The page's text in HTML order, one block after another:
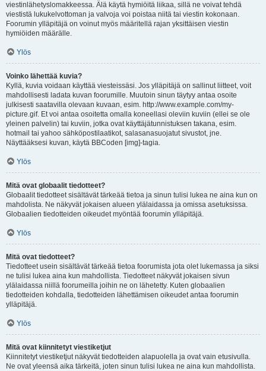
viestinlähetyslomakkeessa. Älä käytä hymiöitä liikaa, sillä ne voivat tehdä
viestistä lukukelvottoman ja valvoja voi poistaa niitä tai viestin kokonaan.
Foorumin ylläpitäjä on voinut myös määritellä rajan yksittäisen viestin
hymiöiden määrälle.
Ylös
Voinko lähettää kuvia?
Kyllä, kuvia voidaan käyttää viesteissäsi. Jos ylläpitäjä on sallinut liitteet, voit
mahdollisesti ladata kuvan foorumille. Muutoin sinun täytyy antaa osoite
julkisesti saatavilla olevaan kuvaan, esim. http://www.example.com/my-
picture.gif. Et voi antaa osoitetta omalla koneellasi oleviin kuviin (ellei se ole
yleinen palvelin) tai kuviin, jotka ovat käyttäjätunnistuksen takana, esim.
hotmail tai yahoo sähköpostilaatikot, salasanasuojatut sivustot, jne.
Näyttääksesi kuvan, käytä BBCoden [img]-tagia.
Ylös
Mitä ovat globaalit tiedotteet?
Globaalit tiedotteet sisältävät tärkeää tietoa ja sinun tulisi lukea ne aina kun on
mahdolista. Ne näkyvät jokaisen alueen ylälaidassa ja omissa asetuksissa.
Globaalien tiedotteiden oikeudet myöntää foorumin ylläpitäjä.
Ylös
Mitä ovat tiedotteet?
Tiedotteet usein sisältävät tärkeää tietoa foorumista jota olet lukemassa ja siksi
ne tulisi lukea aina kun mahdollista. Tiedotteet näkyvät jokaisen sivun
ylälaidassa niillä foorumeilla joihin ne on lähetetty. Kuten globaalien
tiedotteiden kohdalla, tiedotteiden lähettämisen oikeudet antaa foorumin
ylläpitäjä.
Ylös
Mitä ovat kiinnitetyt viestiketjut
Kiinnitetyt viestiketjut näkyvät tiedotteiden alapuolella ja ovat vain etusivulla.
Ne ovat yleensä aika tärkeitä, joten sinun tulisi lukea ne aina kun mahdollista.